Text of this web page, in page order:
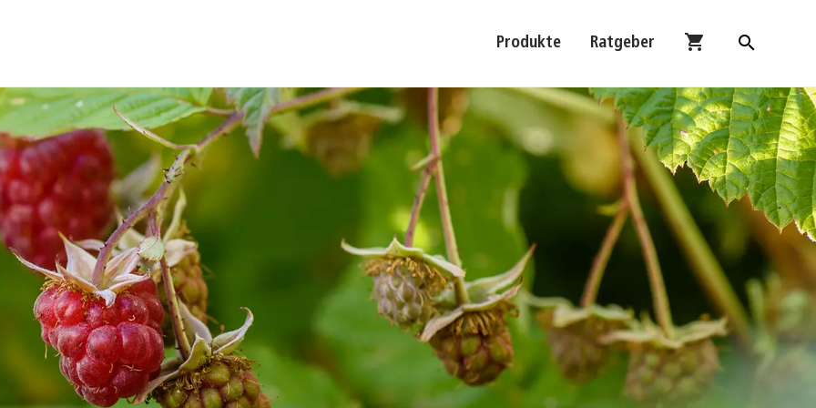
Produkte Ratgeber shopping_cart search